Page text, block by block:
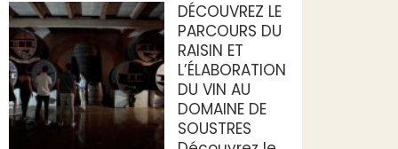
DÉCOUVREZ LE
PARCOURS DU
RAISIN ET
L’ÉLABORATION
DU VIN AU
DOMAINE DE
SOUSTRES